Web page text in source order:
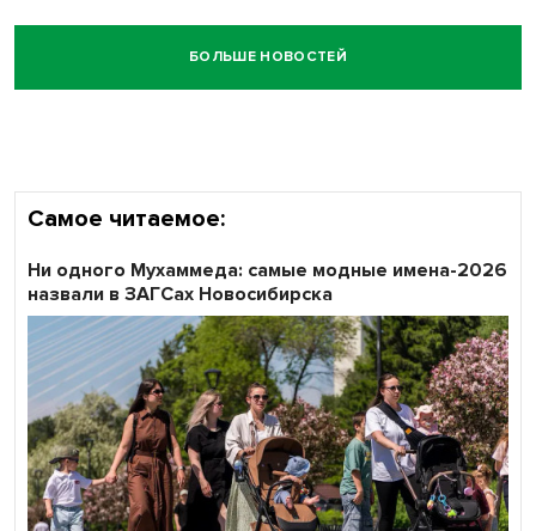
БОЛЬШЕ НОВОСТЕЙ
Самое читаемое:
Ни одного Мухаммеда: самые модные имена-2026
назвали в ЗАГСах Новосибирска